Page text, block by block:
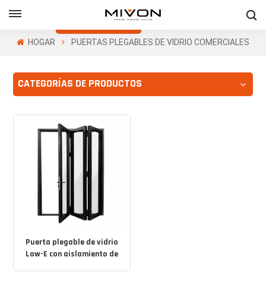
Obtenga Una
Cotización Gratis
HOGAR PUERTAS PLEGABLES DE VIDRIO COMERCIALES
CATEGORÍAS DE PRODUCTOS
Puerta plegable de vidrio
Low-E con aislamiento de